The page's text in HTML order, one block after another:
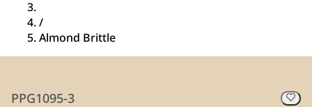
/
Almond Brittle
PPG1095-3